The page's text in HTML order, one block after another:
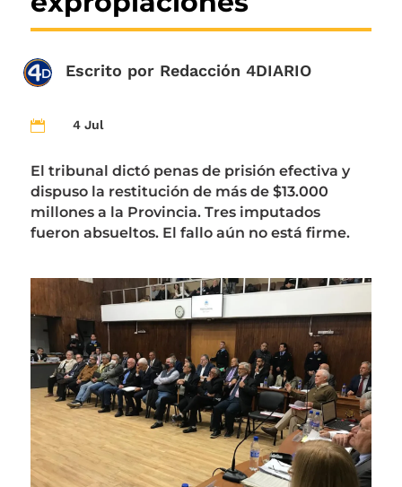
Escrito por Redacción 4DIARIO
 4 Jul
El tribunal dictó penas de prisión efectiva y
dispuso la restitución de más de $13.000
millones a la Provincia. Tres imputados
fueron absueltos. El fallo aún no está firme.